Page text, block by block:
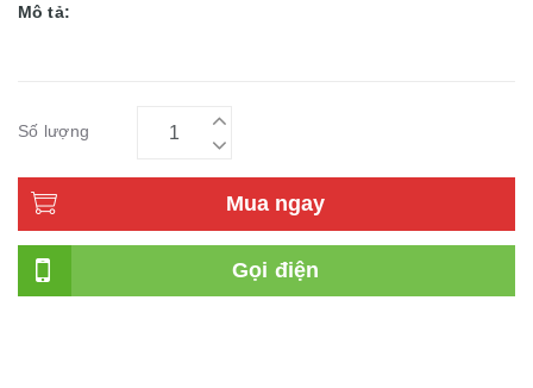
Mô tả:
Số lượng
Mua ngay
Gọi điện